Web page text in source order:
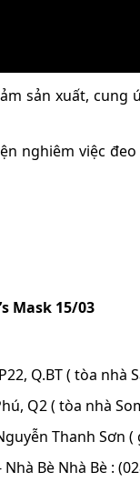
sản xuất,
nghiêm việc
Mask 15/03
Q.BT ( tòa nhà
Q2 ( tòa nhà
Thanh Sơn (
Bè Nhà Bè :